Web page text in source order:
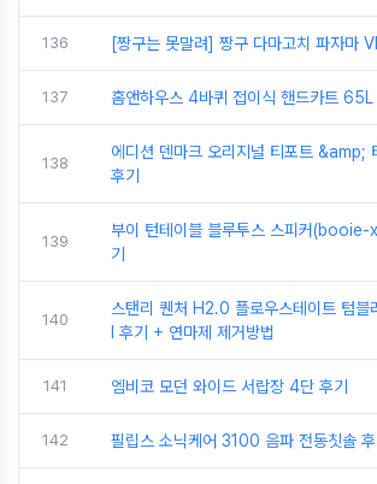
136 [짱구는 못말려] 짱구 다마고치 파자마
137 홈앤하우스 4바퀴 접이식 핸드카트 65L
138
에디션 덴마크 오리지널 티포트 &amp;
후기
139
부이 턴테이블 블루투스 스피커(booie-
기
140
스탠리 퀜처 H2.0 플로우스테이트 텀
l 후기 + 연마제 제거방법
141 엠비코 모던 와이드 서랍장 4단 후기
142 필립스 소닉케어 3100 음파 전동칫솔